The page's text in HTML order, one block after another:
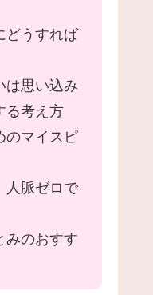
どうすれば
は思い込み
る考え方
のマイスピ
人脈ゼロで
みのおすす